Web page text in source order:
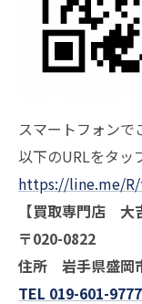
スマートフォンで
以下のURLをタッ
https://line.me/
【買取専門店
〒020-0822
住所 岩手県盛岡
TEL 019-601-9777